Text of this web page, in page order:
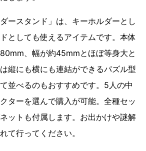
ースタンド」は、キーホルダーとし
としても使えるアイテムです。本体
、幅が約45mmとほぼ等身大と
縦にも横にも連結ができるパズル型
並べるのもおすすめです。5人の中
ターを選んで購入が可能。全種セッ
ットも付属します。お出かけや謎解
て行ってください。